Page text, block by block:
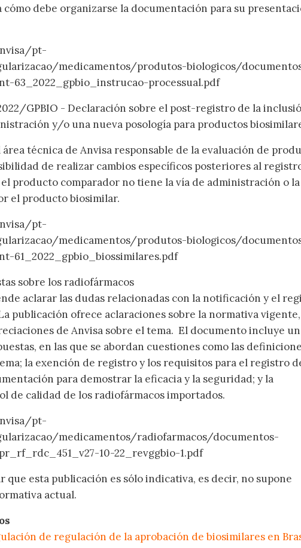
debe organizarse la documentación para su
pt-
medicamentos/produtos-biologicos/
63_2022_gpbio_instrucao-processual.pdf
GPBIO - Declaración sobre el post-registro de la
y/o una nueva posología para productos
técnica de Anvisa responsable de la evaluación de
de realizar cambios específicos posteriores al
producto comparador no tiene la vía de administración o la
el producto biosimilar.
pt-
medicamentos/produtos-biologicos/
61_2022_gpbio_biossimilares.pdf
sobre los radiofármacos
aclarar las dudas relacionadas con la notificación y el
publicación ofrece aclaraciones sobre la normativa vigente,
de Anvisa sobre el tema. El documento incluye
en las que se abordan cuestiones como las
la exención de registro y los requisitos para el registro
para demostrar la eficacia y la seguridad; y la
de calidad de los radiofármacos importados.
pt-
medicamentos/radiofarmacos/documentos-
10-22_revggbio-1.pdf
que esta publicación es sólo indicativa, es decir, no supone
actual.
de regulación de la aprobación de biosimilares en